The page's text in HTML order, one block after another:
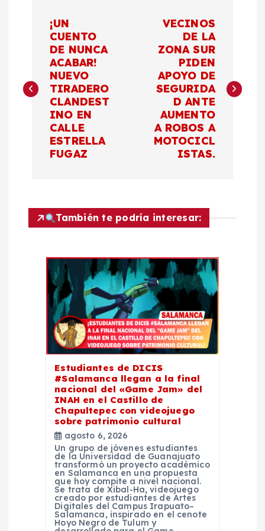
e
¡UN
CUENTO
DE NUNCA
ACABAR!
NUEVO
TIRADERO
CLANDEST
INO EN
CALLE
ESTRELLA
FUGAZ
VECINOS
DE LA
ZONA SUR
PIDEN
APOYO DE
SEGURIDA
D ANTE
AUMENTO
A ROBOS A
MOTOCICL
ISTAS.
También te podría interesar:
Estudiantes de DICIS
#Salamanca llegan a la final
nacional del «Game Jam» del
INAH en el Castillo de
Chapultepec con videojuego
sobre patrimonio cultural
agosto 6, 2026
Un grupo de jóvenes estudiantes
de la Universidad de Guanajuato
transformó un proyecto académico
en Salamanca en una propuesta
que hoy compite a nivel nacional.
Se trata de Xibal-Ha, videojuego
creado por estudiantes de Artes
Digitales del Campus Irapuato–
Salamanca, inspirado en el cenote
Hoyo Negro de Tulum y